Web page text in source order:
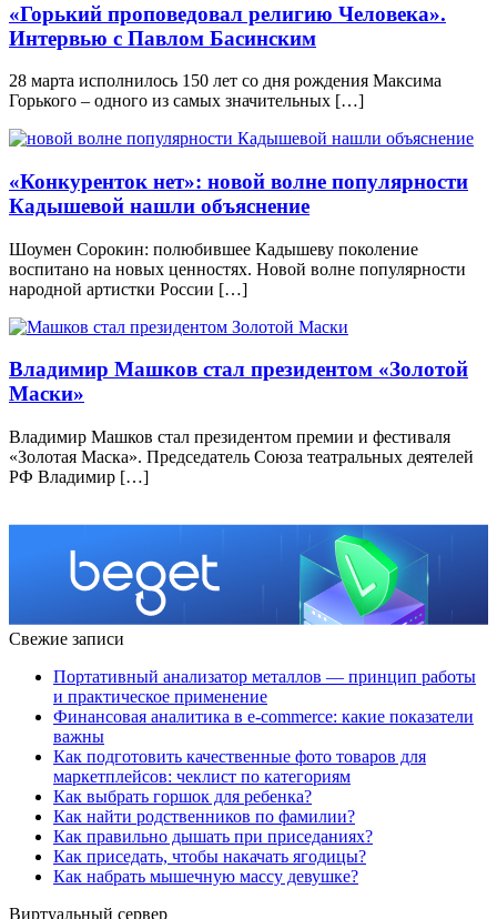
«Горький проповедовал религию Человека».
Интервью с Павлом Басинским
28 марта исполнилось 150 лет со дня рождения Максима
Горького – одного из самых значительных […]
«Конкуренток нет»: новой волне популярности
Кадышевой нашли объяснение
Шоумен Сорокин: полюбившее Кадышеву поколение
воспитано на новых ценностях. Новой волне популярности
народной артистки России […]
Владимир Машков стал президентом «Золотой
Маски»
Владимир Машков стал президентом премии и фестиваля
«Золотая Маска». Председатель Союза театральных деятелей
РФ Владимир […]
Свежие записи
Портативный анализатор металлов — принцип работы
и практическое применение
Финансовая аналитика в e-commerce: какие показатели
важны
Как подготовить качественные фото товаров для
маркетплейсов: чеклист по категориям
Как выбрать горшок для ребенка?
Как найти родственников по фамилии?
Как правильно дышать при приседаниях?
Как приседать, чтобы накачать ягодицы?
Как набрать мышечную массу девушке?
Виртуальный сервер